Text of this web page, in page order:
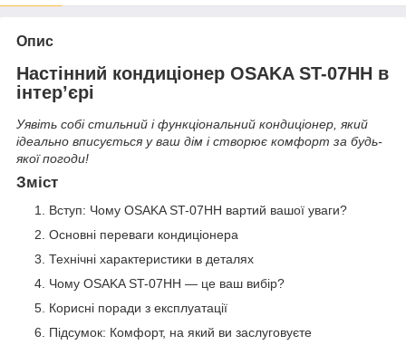
Опис
Настінний кондиціонер OSAKA ST-07HH в
інтер’єрі
Уявіть собі стильний і функціональний кондиціонер, який
ідеально вписується у ваш дім і створює комфорт за будь-
якої погоди!
Зміст
Вступ: Чому OSAKA ST-07HH вартий вашої уваги?
Основні переваги кондиціонера
Технічні характеристики в деталях
Чому OSAKA ST-07HH — це ваш вибір?
Корисні поради з експлуатації
Підсумок: Комфорт, на який ви заслуговуєте